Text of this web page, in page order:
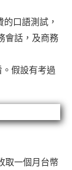
口語測試，
會話，及商務
假設有考過
取一個月台幣